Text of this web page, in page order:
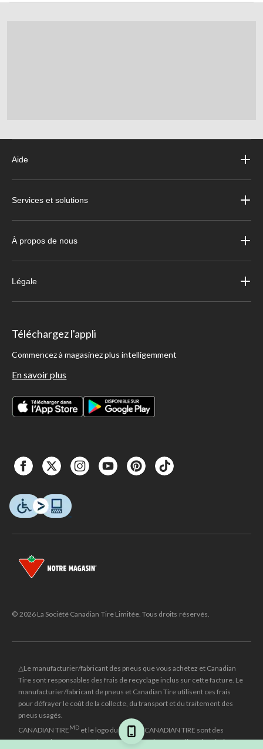
Aide
Services et solutions
À propos de nous
Légale
Téléchargez l'appli
Commencez à magasinez plus intelligemment
En savoir plus
© 2026 La Société Canadian Tire Limitée. Tous droits réservés.
△Le manufacturier/fabricant des pneus que vous achetez et Canadian
Tire sont responsables des frais de recyclage inclus sur cette facture. Le
manufacturier/fabricant de pneus et Canadian Tire utilisent ces frais
pour défrayer le coût de la collecte, du transport et du traitement des
pneus usagés.
CANADIAN TIREMD et le logo du triangle CANADIAN TIRE sont des
marques de commerce déposées de la Société Canadian Tire Limitée.